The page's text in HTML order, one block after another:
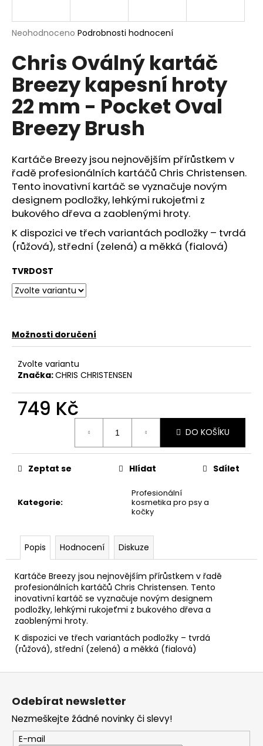
Průměrné
produktu
je
0,0
5
hvězdiček.
Neohodnoceno Podrobnosti hodnocení
Chris Oválný kartáč
Breezy kapesní hroty
22 mm - Pocket Oval
Breezy Brush
Kartáče Breezy jsou nejnovějším přírůstkem v
řadě profesionálních kartáčů Chris Christensen.
Tento inovativní kartáč se vyznačuje novým
designem podložky, lehkými rukojeťmi z
bukového dřeva a zaoblenými hroty.
K dispozici ve třech variantách podložky – tvrdá
(růžová), střední (zelená) a měkká (fialová)
TVRDOST
Možnosti doručení
Zvolte variantu
Značka:CHRIS CHRISTENSEN
749 Kč
DO KOŠÍKU
Kategorie:
Profesionální
kosmetika pro psy a
kočky
Zeptat se Hlídat Sdílet
Popis Hodnocení Diskuze
Kartáče Breezy jsou nejnovějším přírůstkem v řadě
profesionálních kartáčů Chris Christensen. Tento
inovativní kartáč se vyznačuje novým designem
podložky, lehkými rukojeťmi z bukového dřeva a
zaoblenými hroty.
K dispozici ve třech variantách podložky – tvrdá
(růžová), střední (zelená) a měkká (fialová)
j
t
?
HLEDAT
D
o
p
o
r
u
č
u
e
AS
JEMNÝ
S
KONDICIONÉREM
CONDITIONING
SHAMPOO
275
Z
Odebírat newsletter
Nezmeškejte žádné novinky či slevy!
E-mail